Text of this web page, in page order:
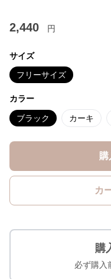
2,440 円
サイズ
フリーサイズ
カラー
ブラック カーキ
カ
購
必ず購入